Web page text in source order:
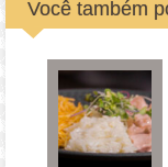
Você também